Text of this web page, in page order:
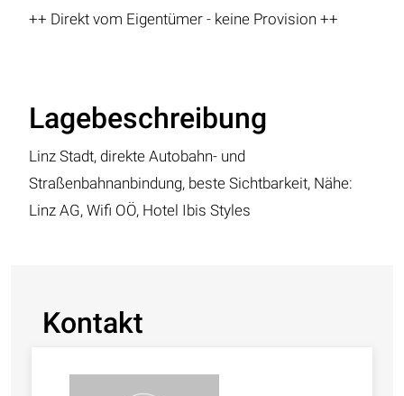
++ Direkt vom Eigentümer - keine Provision ++
Lagebeschreibung
Linz Stadt, direkte Autobahn- und
Straßenbahnanbindung, beste Sichtbarkeit, Nähe:
Linz AG, Wifi OÖ, Hotel Ibis Styles
Kontakt